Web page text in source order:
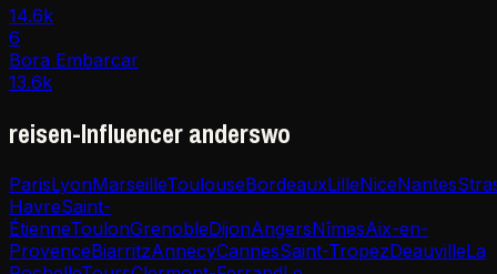
14.6k
6
Bora Embarcar
13.6k
reisen-Influencer anderswo
ParisLyonMarseilleToulouseBordeauxLilleNiceNantes
HavreSaint-
ÉtienneToulonGrenobleDijonAngersNîmesAix-en-
ProvenceBiarritzAnnecyCannesSaint-TropezDeauvilleLa